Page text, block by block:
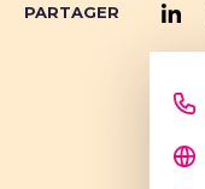
PARTAGER